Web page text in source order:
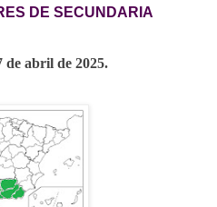
DE SECUNDARIA
de abril de 2025.